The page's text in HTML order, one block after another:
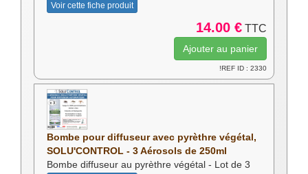
Voir cette fiche produit
14.00 € TTC
!REF ID : 2330
Bombe pour diffuseur avec pyrèthre végétal,
SOLU'CONTROL - 3 Aérosols de 250ml
Bombe diffuseur au pyrèthre végétal - Lot de 3